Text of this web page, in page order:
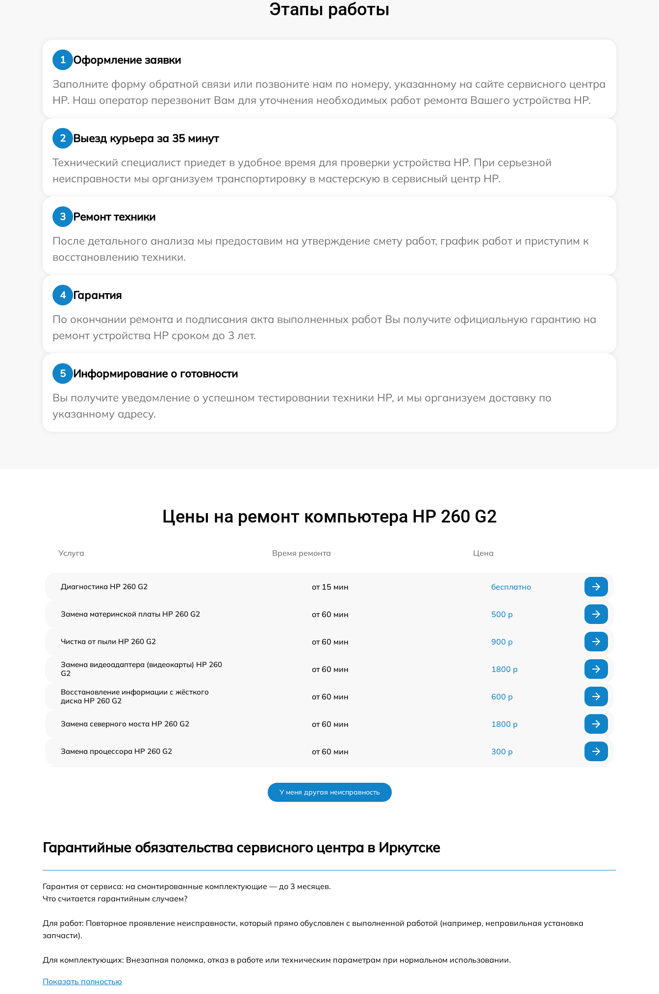
Этапы работы
1
Оформление заявки
Заполните форму обратной связи или позвоните нам по номеру, указанному на сайте сервисного центра
HP. Наш оператор перезвонит Вам для уточнения необходимых работ ремонта Вашего устройства HP.
2
Выезд курьера за 35 минут
Технический специалист приедет в удобное время для проверки устройства HP. При серьезной
неисправности мы организуем транспортировку в мастерскую в сервисный центр HP.
3
Ремонт техники
После детального анализа мы предоставим на утверждение смету работ, график работ и приступим к
восстановлению техники.
4
Гарантия
По окончании ремонта и подписания акта выполненных работ Вы получите официальную гарантию на
ремонт устройства HP сроком до 3 лет.
5
Информирование о готовности
Вы получите уведомление о успешном тестировании техники HP, и мы организуем доставку по
указанному адресу.
Цены на ремонт компьютера HP 260 G2
Услуга Время ремонта Цена
Диагностика HP 260 G2 от 15 мин бесплатно
Замена материнской платы HP 260 G2 от 60 мин 500 р
Чистка от пыли HP 260 G2 от 60 мин 900 р
Замена видеоадаптера (видеокарты) HP 260
G2
от 60 мин 1800 р
Восстановление информации с жёсткого
диска HP 260 G2
от 60 мин 600 р
Замена северного моста HP 260 G2 от 60 мин 1800 р
Замена процессора HP 260 G2 от 60 мин 300 р
Замена звуковой платы HP 260 G2 от 60 мин
У меня другая неисправность
Гарантийные обязательства сервисного центра в Иркутске
Гарантия от сервиса: на смонтированные комплектующие — до 3 месяцев.
Что считается гарантийным случаем?
Для работ: Повторное проявление неисправности, который прямо обусловлен с выполненной работой (например, неправильная установка
запчасти).
Для комплектующих: Внезапная поломка, отказ в работе или техническим параметрам при нормальном использовании.
Показать полностью